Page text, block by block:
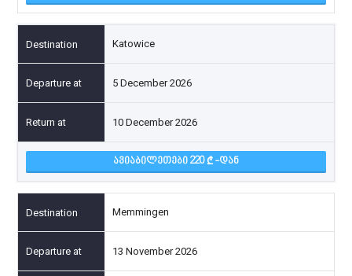
Katowice
5 December 2026
10 December 2026
ᲐᲕᲘᲐᲑᲘᲚᲔᲗᲔᲑᲘ 220 -ᲓᲐᲜ
Memmingen
13 November 2026